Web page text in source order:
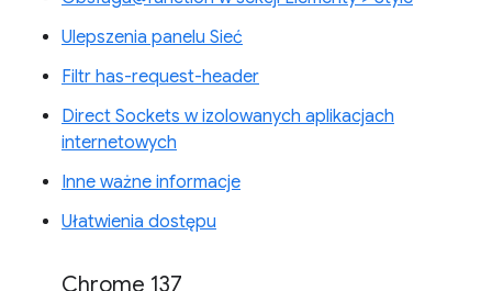
Ulepszenia panelu Sieć
Filtr has-request-header
Direct Sockets w izolowanych aplikacjach
internetowych
Inne ważne informacje
Ułatwienia dostępu
Chrome 137